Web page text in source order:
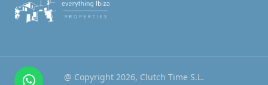
@ Copyright 2026, Clutch Time S.L.